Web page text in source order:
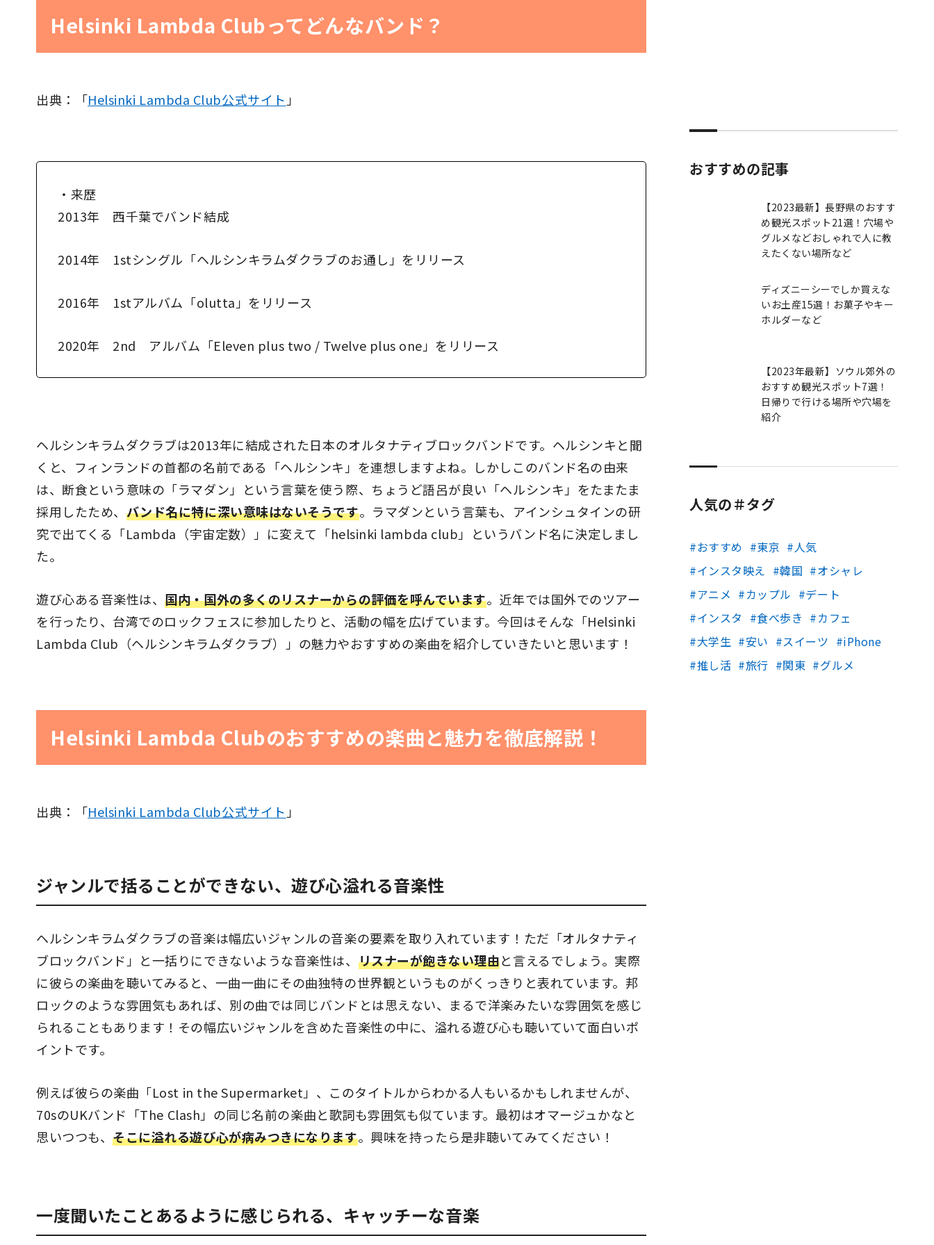
Helsinki Lambda Clubってどんなバンド？
出典：「Helsinki Lambda Club公式サイト 」
・来歴
2013年 西千葉でバンド結成
2014年 1stシングル「ヘルシンキラムダクラブのお通し」をリリース
2016年 1stアルバム「olutta」をリリース
2020年 2nd アルバム「Eleven plus two / Twelve plus one」をリリース
ヘルシンキラムダクラブは2013年に結成された日本のオルタナティブロックバンドです。ヘルシンキと聞
くと、フィンランドの首都の名前である「ヘルシンキ」を連想しますよね。しかしこのバンド名の由来
は、断食という意味の「ラマダン」という言葉を使う際、ちょうど語呂が良い「ヘルシンキ」をたまたま
採用したため、 バンド名に特に深い意味はないそうです。ラマダンという言葉も、アインシュタインの研
究で出てくる「Lambda（宇宙定数）」に変えて「helsinki lambda club」というバンド名に決定しまし
た。
遊び心ある音楽性は、国内・国外の多くのリスナーからの評価を呼んでいます。近年では国外でのツアー
を行ったり、台湾でのロックフェスに参加したりと、活動の幅を広げています。今回はそんな「Helsinki
Lambda Club（ヘルシンキラムダクラブ）」の魅力やおすすめの楽曲を紹介していきたいと思います！
Helsinki Lambda Clubのおすすめの楽曲と魅力を徹底解説！
出典：「Helsinki Lambda Club公式サイト 」
ジャンルで括ることができない、遊び心溢れる音楽性
ヘルシンキラムダクラブの音楽は幅広いジャンルの音楽の要素を取り入れています！ただ「オルタナティ
ブロックバンド」と一括りにできないような音楽性は、 リスナーが飽きない理由と言えるでしょう。実際
に彼らの楽曲を聴いてみると、一曲一曲にその曲独特の世界観というものがくっきりと表れています。邦
ロックのような雰囲気もあれば、別の曲では同じバンドとは思えない、まるで洋楽みたいな雰囲気を感じ
られることもあります！その幅広いジャンルを含めた音楽性の中に、溢れる遊び心も聴いていて面白いポ
イントです。
例えば彼らの楽曲「Lost in the Supermarket」、このタイトルからわかる人もいるかもしれませんが、
70sのUKバンド「The Clash」の同じ名前の楽曲と歌詞も雰囲気も似ています。最初はオマージュかなと
思いつつも、そこに溢れる遊び心が病みつきになります。興味を持ったら是非聴いてみてください！
一度聞いたことあるように感じられる、キャッチーな音楽
おすすめの記事
【2023最新】長野県のおすす
め観光スポット21選！穴場や
グルメなどおしゃれで人に教
えたくない場所など
ディズニーシーでしか買えな
いお土産15選！お菓子やキー
ホルダーなど
【2023年最新】ソウル郊外の
おすすめ観光スポット7選！
日帰りで行ける場所や穴場を
紹介
人気の＃タグ
おすすめ 東京
人気
インスタ映え
韓国
オシャレ
アニメ
カップル
デート
インスタ
食べ歩き
カフェ
大学生
安い スイーツ
iPhone
推し活
旅行 関東 グルメ